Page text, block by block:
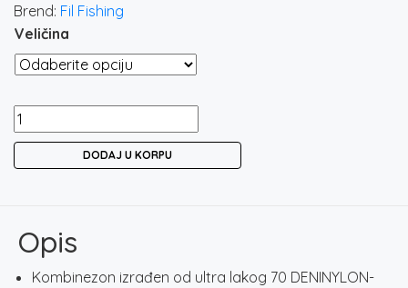
Brend: Fil Fishing
Veličina
KOMBINEZON
FIL
DODAJ U KORPU
Opis
Kombinezon izrađen od ultra lakog 70 DENINYLON-